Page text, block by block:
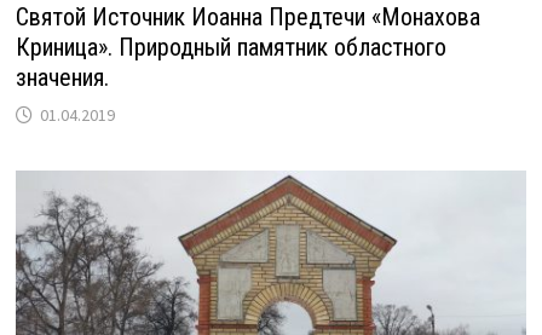
Святой Источник Иоанна Предтечи «Монахова
Криница». Природный памятник областного
значения.
01.04.2019